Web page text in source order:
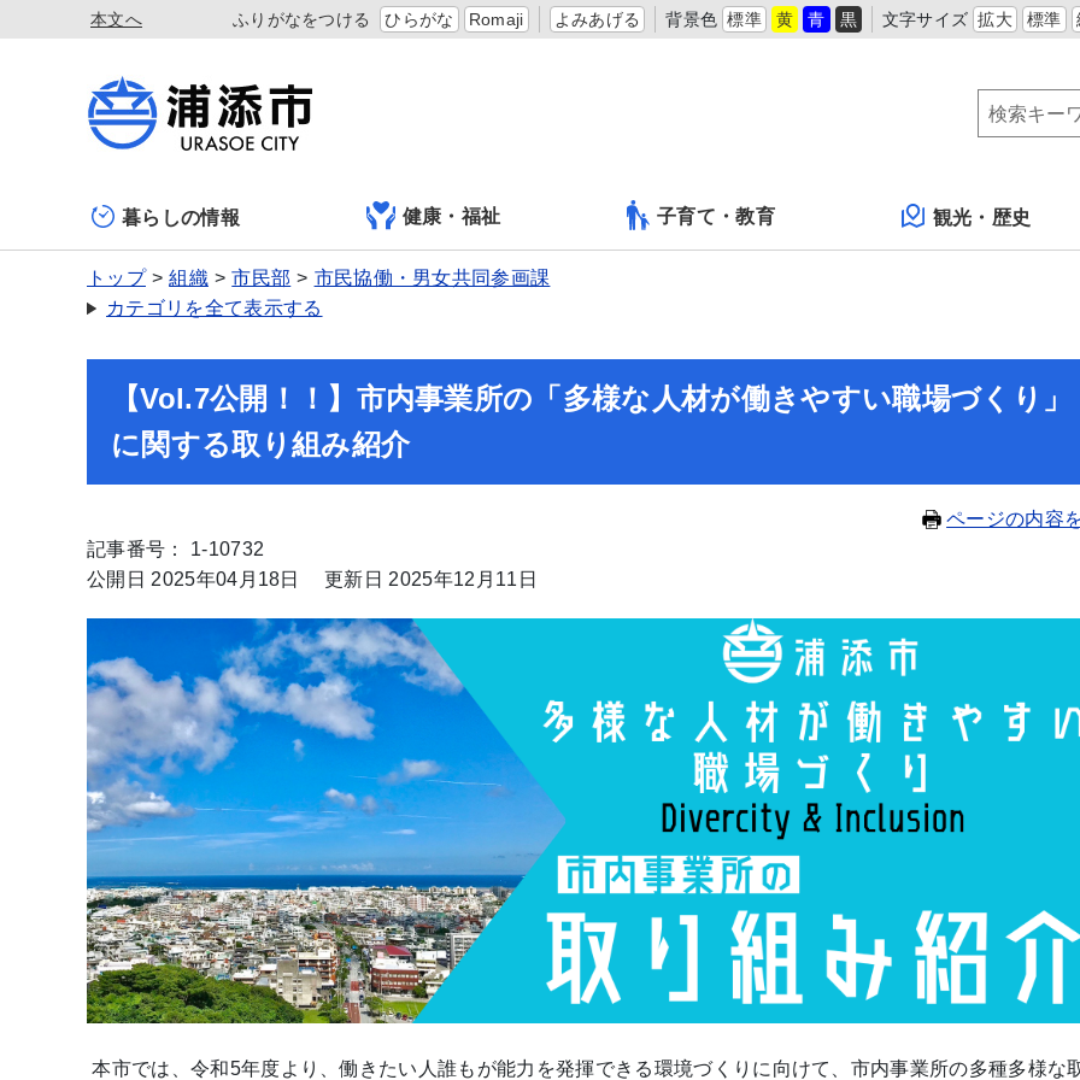
本文へ ふりがなをつける ひらがな Romaji よみあげる 背景色 標準 黄 青 黒 文字サイズ 拡大 標準
暮らしの情報 健康・福祉 子育て・教育 観光・歴史
トップ 組織 市民部
市民協働・男女共同参画課
カテゴリを全て表示する
【Vol.7公開！！】市内事業所の「多様な人材が働きやすい職場づくり」
に関する取り組み紹介
ページの内容
記事番号： 1-10732
公開日 2025年04月18日
更新日 2025年12月11日
本市では、令和5年度より、働きたい人誰もが能力を発揮できる環境づくりに向けて、市内事業所の多種多様な